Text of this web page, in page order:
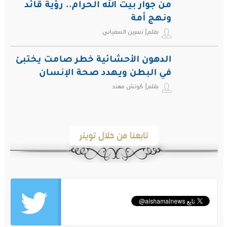
من جوار بيت الله الحرام.. رؤية قائد
ونهج أمة
بقلم| نسرين السفياني
الدهون الأحشائية خطر صامت يختبئ
في البطن ويهدد صحة الإنسان
بقلم| كوتش مهند
تابعنا من خلال تويتر